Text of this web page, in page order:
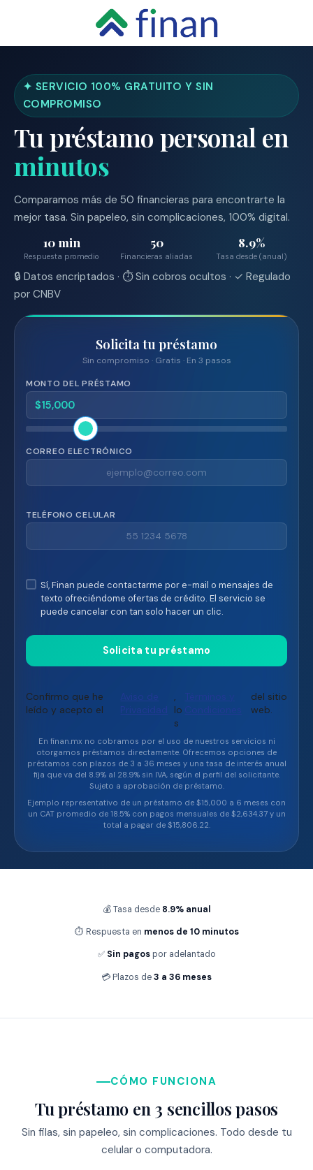
contenido
✦ SERVICIO 100% GRATUITO Y SIN
COMPROMISO
Tu préstamo personal en
minutos
Comparamos más de 50 financieras para encontrarte la
mejor tasa. Sin papeleo, sin complicaciones, 100% digital.
10 min
Respuesta promedio
50
Financieras aliadas
8.9%
Tasa desde (anual)
🔒 Datos encriptados · ⏱ Sin cobros ocultos · ✓ Regulado
por CNBV
Solicita tu préstamo
Sin compromiso · Gratis · En 3 pasos
MONTO DEL PRÉSTAMO
CORREO ELECTRÓNICO
TELÉFONO CELULAR
Sí, Finan puede contactarme por e-mail o mensajes de
texto ofreciéndome ofertas de crédito. El servicio se
puede cancelar con tan solo hacer un clic.
Confirmo que he
leído y acepto el
Aviso de
Privacidad
,
lo
s
del sitio
web.
En finan.mx no cobramos por el uso de nuestros servicios ni
otorgamos préstamos directamente. Ofrecemos opciones de
préstamos con plazos de 3 a 36 meses y una tasa de interés anual
fija que va del 8.9% al 28.9% sin IVA, según el perfil del solicitante.
Sujeto a aprobación de préstamo.
Ejemplo representativo de un préstamo de $15,000 a 6 meses con
un CAT promedio de 18.5% con pagos mensuales de $2,634.37 y un
total a pagar de $15,806.22.
💰 Tasa desde 8.9% anual
⏱ Respuesta en menos de 10 minutos
✅ Sin pagospor adelantado
💳 Plazos de3 a 36 meses
CÓMO FUNCIONA
Tu préstamo en 3 sencillos pasos
Sin filas, sin papeleo, sin complicaciones. Todo desde tu
celular o computadora.